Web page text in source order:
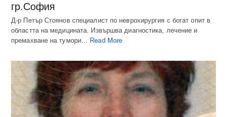
гр.София
Д-р Петър Стоянов специалист по неврохирургия с богат опит в
областта на медицината. Извършва диагностика, лечение и
премахване на тумори…
Read More